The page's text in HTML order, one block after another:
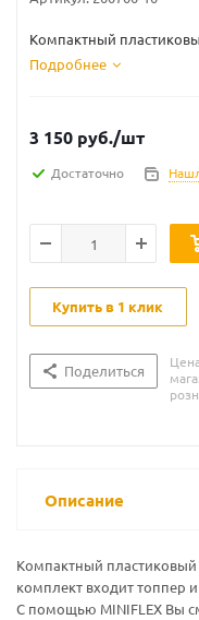
Компактный
Подробнее
3 150 руб./шт
Достаточно
Купить в 1 клик
Поделиться
Описание
Компактный
комплект входит топпер
С помощью MINIFLEX Вы